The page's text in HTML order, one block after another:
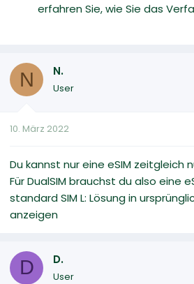
erfahren Sie, wie Sie das
N N.
User
10. März 2022
Du kannst nur eine eSIM zeitgleich
Für DualSIM brauchst du also eine
standard SIM L: Lösung in
anzeigen
D D.
User